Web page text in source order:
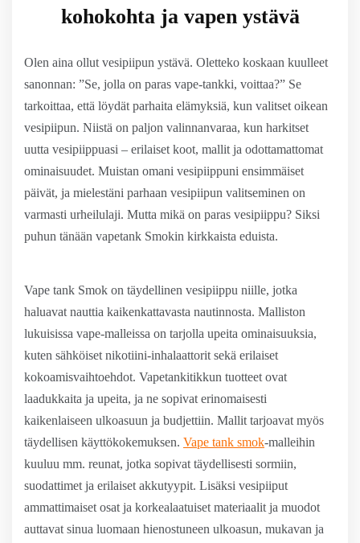
kohokohta ja vapen ystävä
Olen aina ollut vesipiipun ystävä. Oletteko koskaan kuulleet
sanonnan: ”Se, jolla on paras vape-tankki, voittaa?” Se
tarkoittaa, että löydät parhaita elämyksiä, kun valitset oikean
vesipiipun. Niistä on paljon valinnanvaraa, kun harkitset
uutta vesipiippuasi – erilaiset koot, mallit ja odottamattomat
ominaisuudet. Muistan omani vesipiippuni ensimmäiset
päivät, ja mielestäni parhaan vesipiipun valitseminen on
varmasti urheilulaji. Mutta mikä on paras vesipiippu? Siksi
puhun tänään vapetank Smokin kirkkaista eduista.
Vape tank Smok on täydellinen vesipiippu niille, jotka
haluavat nauttia kaikenkattavasta nautinnosta. Malliston
lukuisissa vape-malleissa on tarjolla upeita ominaisuuksia,
kuten sähköiset nikotiini-inhalaattorit sekä erilaiset
kokoamisvaihtoehdot. Vapetankitikkun tuotteet ovat
laadukkaita ja upeita, ja ne sopivat erinomaisesti
kaikenlaiseen ulkoasuun ja budjettiin. Mallit tarjoavat myös
täydellisen käyttökokemuksen. Vape tank smok-malleihin
kuuluu mm. reunat, jotka sopivat täydellisesti sormiin,
suodattimet ja erilaiset akkutyypit. Lisäksi vesipiiput
ammattimaiset osat ja korkealaatuiset materiaalit ja muodot
auttavat sinua luomaan hienostuneen ulkoasun, mukavan ja